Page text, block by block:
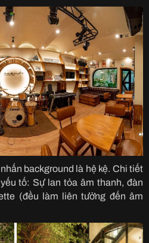
background là hệ kệ. Chi tiết
tố: Sự lan tỏa âm thanh, đàn
(đều làm liên tưởng đến âm